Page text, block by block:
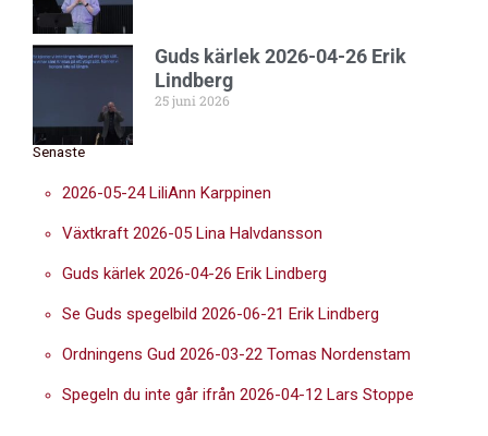
Guds kärlek 2026-04-26 Erik
Lindberg
25 juni 2026
Senaste
2026-05-24 LiliAnn Karppinen
Växtkraft 2026-05 Lina Halvdansson
Guds kärlek 2026-04-26 Erik Lindberg
Se Guds spegelbild 2026-06-21 Erik Lindberg
Ordningens Gud 2026-03-22 Tomas Nordenstam
Spegeln du inte går ifrån 2026-04-12 Lars Stoppe